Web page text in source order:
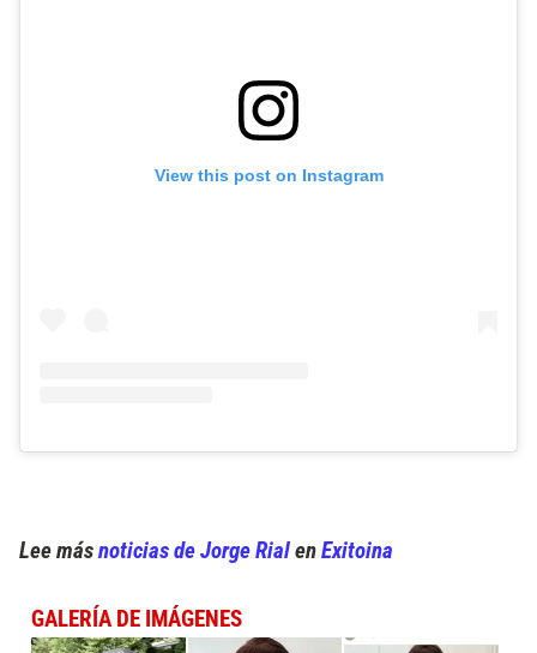
View this post on Instagram
Lee másnoticias de Jorge RialenExitoina
GALERÍA DE IMÁGENES